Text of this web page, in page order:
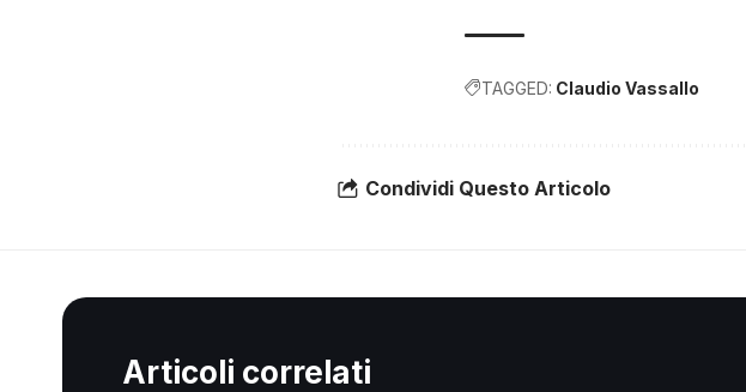
TAGGED: Claudio Vassallo
Condividi Questo Articolo
Articoli correlati